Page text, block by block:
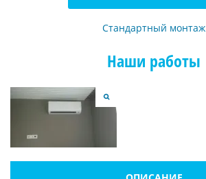
Стандартный монтаж
Наши работы